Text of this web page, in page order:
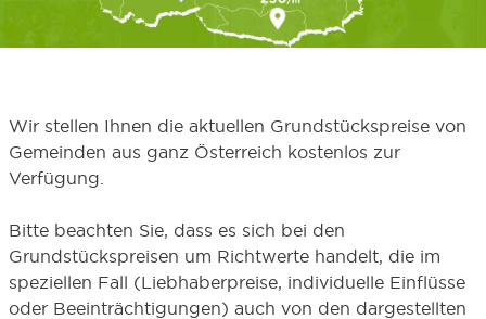
Wir stellen Ihnen die aktuellen Grundstückspreise von
Gemeinden aus ganz Österreich kostenlos zur
Verfügung.
Bitte beachten Sie, dass es sich bei den
Grundstückspreisen um Richtwerte handelt, die im
speziellen Fall (Liebhaberpreise, individuelle Einflüsse
oder Beeinträchtigungen) auch von den dargestellten